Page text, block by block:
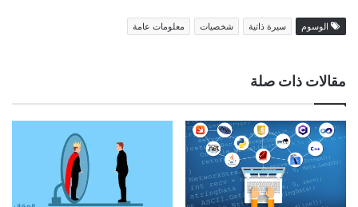
الوسوم سيرة ذاتية شخصيات معلومات عامة
مقالات ذات صلة